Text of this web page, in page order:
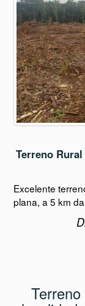
Terreno
Excelente